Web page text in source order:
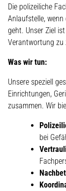
Die polizeiliche
Anlaufstelle,
geht. Unser Ziel
Verantwortung zu
Was wir tun:
Unsere speziell
Einrichtungen,
zusammen. Wir
bei